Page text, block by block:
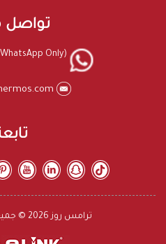
تواصل
Only)
ترامس روز 2026 © جميع الحقوق محفوظة